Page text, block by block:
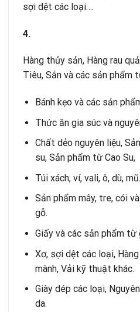
sợi dệt các loại….
4.
Hàng thủy sản, Hàng rau
Tiêu, Sắn và các sản phẩm
Bánh kẹo và các sản
Thức ăn gia súc và
Chất dẻo nguyên liệu,
su, Sản phẩm từ Cao Su,
Túi xách, ví, vali, ô, dù, mũ.
Sản phẩm mây, tre, cói
gỗ.
Giấy và các sản phẩm từ
Xơ, sợi dệt các loại,
mành, Vải kỹ thuật khác.
Giày dép các loại,
da.